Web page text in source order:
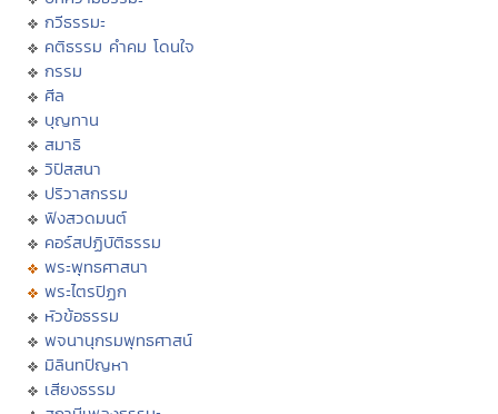
กวีธรรมะ
คติธรรม คำคม โดนใจ
กรรม
ศีล
บุญทาน
สมาธิ
วิปัสสนา
ปริวาสกรรม
ฟังสวดมนต์
คอร์สปฏิบัติธรรม
พระพุทธศาสนา
พระไตรปิฏก
หัวข้อธรรม
พจนานุกรมพุทธศาสน์
มิลินทปัญหา
เสียงธรรม